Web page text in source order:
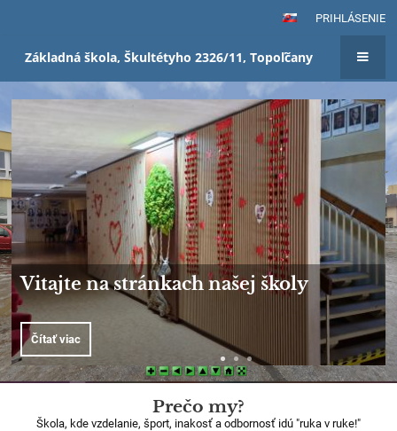
PRIHLÁSENIE
Základná škola, Škultétyho 2326/11, Topoľčany
Domov
Mobilná aplikácia
Vyskúšajte taktiež EduPage mobilnú aplikáciu, ktorá je dostupná
na zariadeniach s operačným systémom Android a IOS. Dostávajte
informácie od školy priamo do Vášho mobilu.
Čítať viac
Prečo my?
Škola, kde vzdelanie, šport, inakosť a odbornosť idú "ruka v ruke!"